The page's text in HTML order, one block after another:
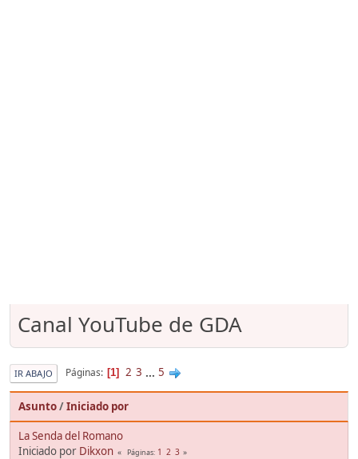
Canal YouTube de GDA
IR ABAJO Páginas 1 2 3 ... 5
Asunto/Iniciado por
La Senda del Romano
Iniciado por Dikxon Páginas 1 2 3